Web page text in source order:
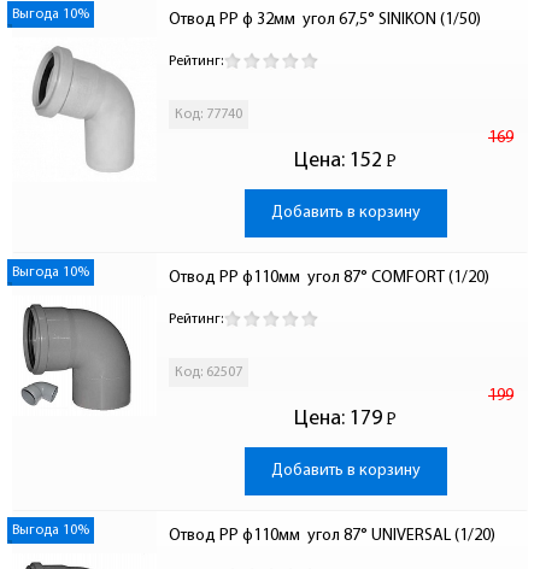
Выгода 10% Отвод PP ф 32мм  угол 67,5° SINIKON (1/50)
Рейтинг:
Код: 77740
Цена:
169
152 Р
-
Добавить в корзину
Выгода 10% Отвод PP ф110мм  угол 87° COMFORT (1/20)
Рейтинг:
Код: 62507
Цена:
199
179 Р
-
Добавить в корзину
Выгода 10% Отвод PP ф110мм  угол 87° UNIVERSAL (1/20)